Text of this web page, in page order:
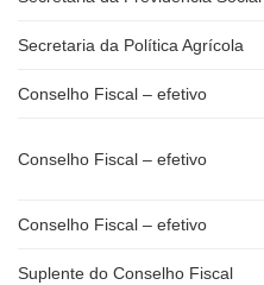
Secretaria da Política Agrícola
Conselho Fiscal – efetivo
Conselho Fiscal – efetivo
Conselho Fiscal – efetivo
Suplente do Conselho Fiscal